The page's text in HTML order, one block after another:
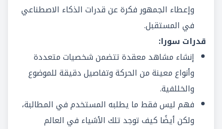
وإعطاء الجمهور فكرة عن قدرات الذكاء الاصطناعي
في المستقبل.
قدرات سورا:
إنشاء مشاهد معقدة تتضمن شخصيات متعددة
وأنواع معينة من الحركة وتفاصيل دقيقة للموضوع
والخللفية.
فهم ليس فقط ما يطلبه المستخدم في المطالبة،
ولكن أيضًا كيف توجد تلك الأشياء في العالم